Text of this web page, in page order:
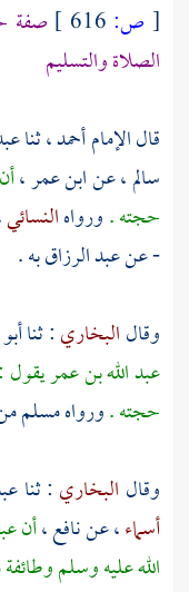
[ ص:
صفة
الصلاة والتسليم
قال الإمامأحمد، ثنا
سالم، عنابن عمر،
حجته .ورواهالنسائي
- عنعبد الرزاقبه .
وقالالبخاري: ثنا
عبد الله بن عمريقول
حجته .ورواهمسلم
وقال البخاري : ثنا
أسماء، عننافع،أن
الله عليه وسلم